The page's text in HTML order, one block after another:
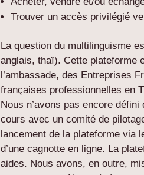
Trouver un accès privilégié
La question du multilinguisme
anglais, thaï). Cette plateforme
l’ambassade, des Entreprises
françaises professionnelles en
Nous n’avons pas encore
cours avec un comité de
lancement de la plateforme via
d’une cagnotte en ligne. La
aides. Nous avons, en outre,